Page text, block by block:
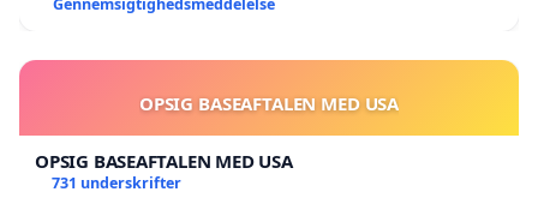
Gennemsigtighedsmeddelelse
OPSIG BASEAFTALEN MED USA
OPSIG BASEAFTALEN MED USA
731 underskrifter